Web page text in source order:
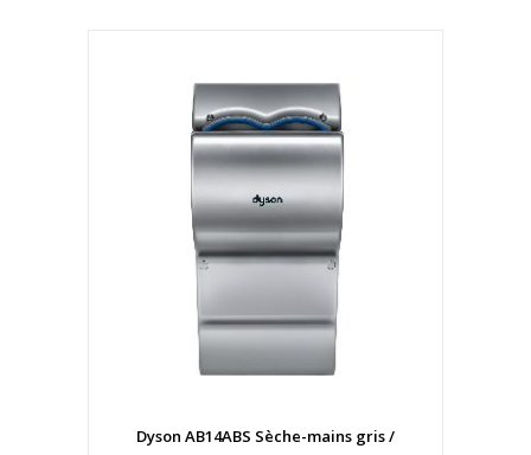
Dyson AB14ABS Sèche-mains gris /